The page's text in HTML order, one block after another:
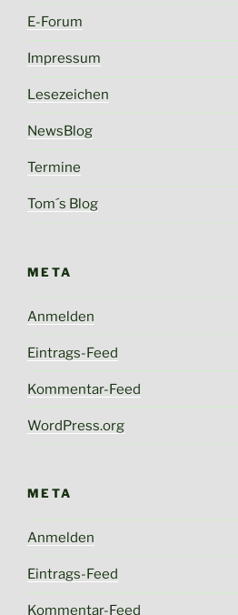
E-Forum
Impressum
Lesezeichen
NewsBlog
Termine
Tom´s Blog
META
Anmelden
Eintrags-Feed
Kommentar-Feed
WordPress.org
META
Anmelden
Eintrags-Feed
Kommentar-Feed